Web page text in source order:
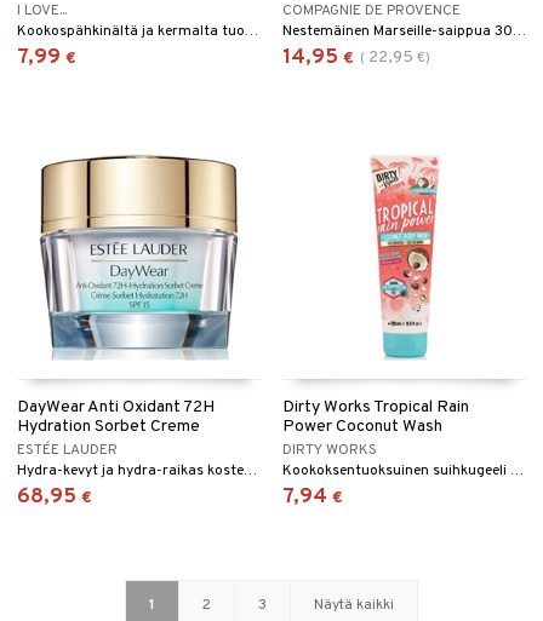
I LOVE...
Kookospähkinältä ja kermalta tuoksuva body butter - I Love...
7,99 €
COMPAGNIE DE PROVENCE
Nestemäinen Marseille-saippua 30 ml + kosteuttava käsivoide 30 ml + kosteuttava kasvovoide 15 ml
14,95 € ( 22,95 €)
DayWear Anti Oxidant 72H
Hydration Sorbet Creme
ESTÉE LAUDER
Hydra-kevyt ja hydra-raikas kosteuttaja, jossa on SPF 15, normaalille ja sekaiholle, Estée Lauderilta.
68,95 €
Dirty Works Tropical Rain
Power Coconut Wash
DIRTY WORKS
Kookoksentuoksuinen suihkugeeli sisältää passionhedelmäuutetta ja allantoiinia.
7,94 €
1 2 3 Näytä kaikki